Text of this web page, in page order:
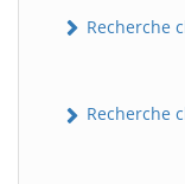
Recherche
Recherche